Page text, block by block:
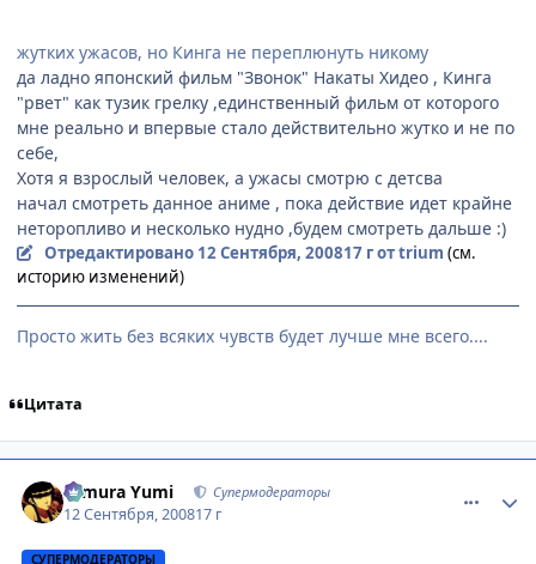
жутких ужасов, но Кинга не переплюнуть никому
да ладно японский фильм "Звонок" Накаты Хидео , Кинга
"рвет" как тузик грелку ,единственный фильм от которого
мне реально и впервые стало действительно жутко и не по
себе,
Хотя я взрослый человек, а ужасы смотрю с детсва
начал смотреть данное аниме , пока действие идет крайне
неторопливо и несколько нудно ,будем смотреть дальше :)
Отредактировано 12 Сентября, 200817 гот trium (см.
историю изменений)
Просто жить без всяких чувств будет лучше мне всего....
Цитата
Himura Yumi Супермодераторы
12 Сентября, 200817 г
СУПЕРМОДЕРАТОРЫ